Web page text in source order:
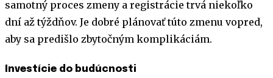
samotný proces zmeny a registrácie trvá niekoľko
dní až týždňov. Je dobré plánovať túto zmenu vopred,
aby sa predišlo zbytočným komplikáciám.
Investície do budúcnosti